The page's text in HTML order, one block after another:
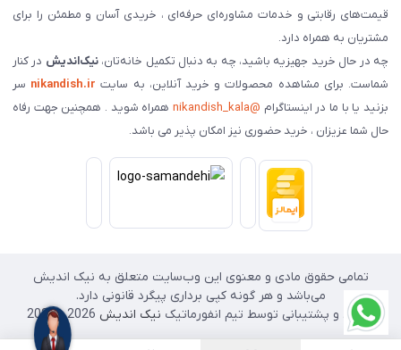
قیمت‌های رقابتی و خدمات مشاوره‌ای حرفه‌ای ، خریدی آسان و مطمئن را برای
مشتریان به همراه دارد.
چه در حال خرید جهیزیه باشید، چه به دنبال تکمیل خانه‌تان،نیک‌اندیش در کنار
شماست. برای مشاهده محصولات و خرید آنلاین، به سایت nikandish.ir سر
بزنید یا با ما در اینستاگرام @nikandish_kala
همراه شوید . همچنین جهت رفاه
حال شما عزیزان ، خرید حضوری نیز امکان پذیر می باشد.
تمامی حقوق مادی و معنوی این وب‌سایت متعلق به نیک اندیش
می‌باشد و هر گونه کپی برداری پیگرد قانونی دارد.
طراحی و پشتیبانی توسط تیم انفورماتیک نیک اندیش 2026 - 2025